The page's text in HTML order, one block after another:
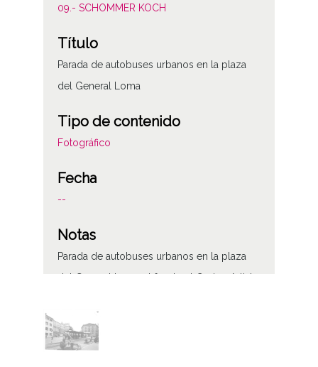
09.- SCHOMMER KOCH
Título
Parada de autobuses urbanos en la plaza
del General Loma
Tipo de contenido
Fotográfico
Fecha
--
Notas
Parada de autobuses urbanos en la plaza
del General Loma al fondo el Casino Artista
Sign originales: Celuloide 9x12, n° 1721
Sign copias: Carpeta 167 - Positivos 24018